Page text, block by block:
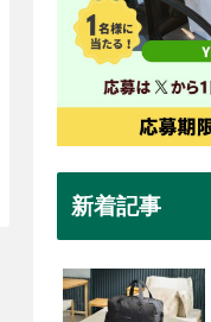
新着記事